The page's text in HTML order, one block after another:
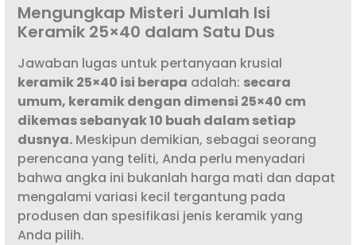
Mengungkap Misteri Jumlah Isi
Keramik 25×40 dalam Satu Dus
Jawaban lugas untuk pertanyaan krusial
keramik 25×40 isi berapa adalah: secara
umum, keramik dengan dimensi 25×40 cm
dikemas sebanyak 10 buah dalam setiap
dusnya. Meskipun demikian, sebagai seorang
perencana yang teliti, Anda perlu menyadari
bahwa angka ini bukanlah harga mati dan dapat
mengalami variasi kecil tergantung pada
produsen dan spesifikasi jenis keramik yang
Anda pilih.